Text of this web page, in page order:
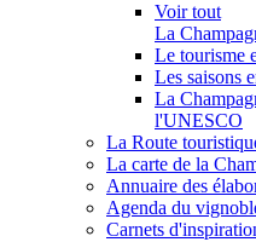
Voir tout
La
Le tourisme
Les saisons
La
l'UNESCO
La Route
La carte de la
Annuaire des
Agenda du
Carnets